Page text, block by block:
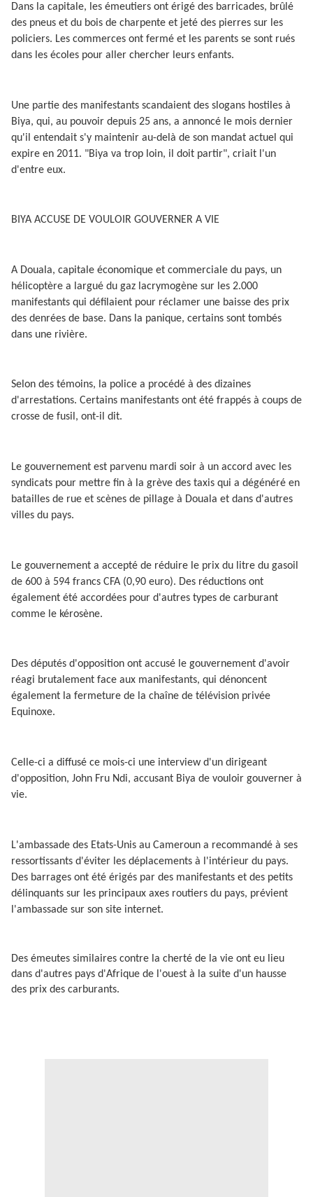
Dans la capitale, les émeutiers ont érigé des barricades, brûlé
des pneus et du bois de charpente et jeté des pierres sur les
policiers. Les commerces ont fermé et les parents se sont rués
dans les écoles pour aller chercher leurs enfants.
Une partie des manifestants scandaient des slogans hostiles à
Biya, qui, au pouvoir depuis 25 ans, a annoncé le mois dernier
qu'il entendait s'y maintenir au-delà de son mandat actuel qui
expire en 2011. "Biya va trop loin, il doit partir", criait l'un
d'entre eux.
BIYA ACCUSE DE VOULOIR GOUVERNER A VIE
A Douala, capitale économique et commerciale du pays, un
hélicoptère a largué du gaz lacrymogène sur les 2.000
manifestants qui défilaient pour réclamer une baisse des prix
des denrées de base. Dans la panique, certains sont tombés
dans une rivière.
Selon des témoins, la police a procédé à des dizaines
d'arrestations. Certains manifestants ont été frappés à coups de
crosse de fusil, ont-il dit.
Le gouvernement est parvenu mardi soir à un accord avec les
syndicats pour mettre fin à la grève des taxis qui a dégénéré en
batailles de rue et scènes de pillage à Douala et dans d'autres
villes du pays.
Le gouvernement a accepté de réduire le prix du litre du gasoil
de 600 à 594 francs CFA (0,90 euro). Des réductions ont
également été accordées pour d'autres types de carburant
comme le kérosène.
Des députés d'opposition ont accusé le gouvernement d'avoir
réagi brutalement face aux manifestants, qui dénoncent
également la fermeture de la chaîne de télévision privée
Equinoxe.
Celle-ci a diffusé ce mois-ci une interview d'un dirigeant
d'opposition, John Fru Ndi, accusant Biya de vouloir gouverner à
vie.
L'ambassade des Etats-Unis au Cameroun a recommandé à ses
ressortissants d'éviter les déplacements à l'intérieur du pays.
Des barrages ont été érigés par des manifestants et des petits
délinquants sur les principaux axes routiers du pays, prévient
l'ambassade sur son site internet.
Des émeutes similaires contre la cherté de la vie ont eu lieu
dans d'autres pays d'Afrique de l'ouest à la suite d'un hausse
des prix des carburants.